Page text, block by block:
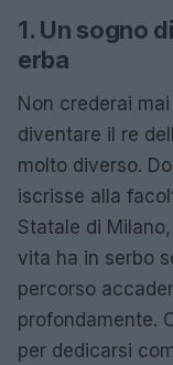
1. Un sogno
erba
Non crederai
diventare il re
molto diverso.
iscrisse alla
Statale di
vita ha in serbo
percorso
profondamente.
per dedicarsi